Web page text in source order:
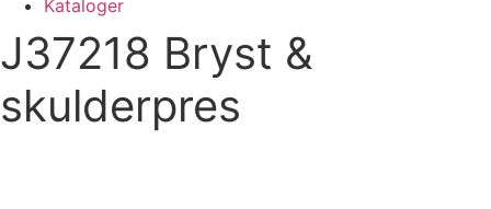
Kataloger
J37218 Bryst &
skulderpres